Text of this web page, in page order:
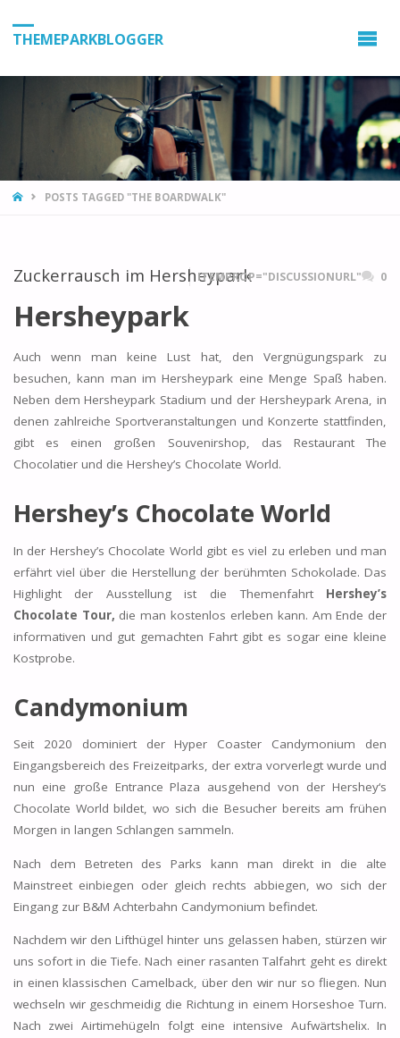
THEMEPARKBLOGGER
HOMEPOSTS TAGGED "THE BOARDWALK"
Zuckerrausch im HersheyparkITEMPROP="DISCUSSIONURL" 0
Hersheypark
Auch wenn man keine Lust hat, den Vergnügungspark zu
besuchen, kann man im Hersheypark eine Menge Spaß haben.
Neben dem Hersheypark Stadium und der Hersheypark Arena, in
denen zahlreiche Sportveranstaltungen und Konzerte stattfinden,
gibt es einen großen Souvenirshop, das Restaurant The
Chocolatier und die Hershey’s Chocolate World.
Hershey’s Chocolate World
In der Hershey’s Chocolate World gibt es viel zu erleben und man
erfährt viel über die Herstellung der berühmten Schokolade. Das
Highlight der Ausstellung ist die Themenfahrt Hershey’s
Chocolate Tour, die man kostenlos erleben kann. Am Ende der
informativen und gut gemachten Fahrt gibt es sogar eine kleine
Kostprobe.
Candymonium
Seit 2020 dominiert der Hyper Coaster Candymonium den
Eingangsbereich des Freizeitparks, der extra vorverlegt wurde und
nun eine große Entrance Plaza ausgehend von der Hershey‘s
Chocolate World bildet, wo sich die Besucher bereits am frühen
Morgen in langen Schlangen sammeln.
Nach dem Betreten des Parks kann man direkt in die alte
Mainstreet einbiegen oder gleich rechts abbiegen, wo sich der
Eingang zur B&M Achterbahn Candymonium befindet.
Nachdem wir den Lifthügel hinter uns gelassen haben, stürzen wir
uns sofort in die Tiefe. Nach einer rasanten Talfahrt geht es direkt
in einen klassischen Camelback, über den wir nur so fliegen. Nun
wechseln wir geschmeidig die Richtung in einem Horseshoe Turn.
Nach zwei Airtimehügeln folgt eine intensive Aufwärtshelix. In